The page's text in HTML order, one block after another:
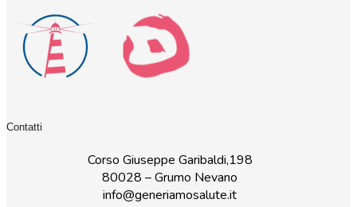
Contatti
Corso Giuseppe Garibaldi,198
80028 – Grumo Nevano
info@generiamosalute.it